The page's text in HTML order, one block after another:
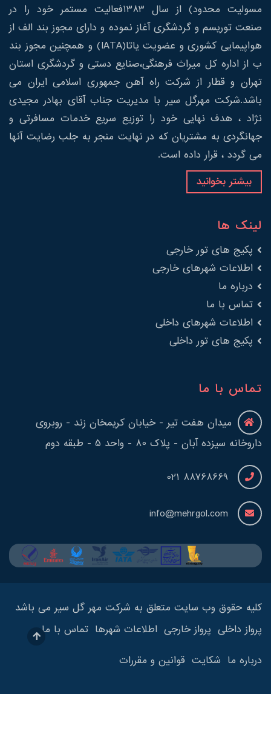
مسولیت محدود) از سال 1383فعالیت مستمر خود را در
صنعت توریسم و گردشگری آغاز نموده و دارای مجوز بند الف از
هواپیمایی کشوری و عضویت یاتا(IATA) و همچنین مجوز بند
ب از اداره کل میراث فرهنگی،صنایع دستی و گردشگری استان
تهران و قطار از شرکت راه آهن جمهوری اسلامی ایران می
باشد.شرکت مهرگل سیر با مدیریت جناب آقای بهادر مجیدی
نژاد ، هدف نهایی خود را توزیع سریع خدمات مسافرتی و
جهانگردی به مشتریان که در نهایت منجر به جلب رضایت آنها
می گردد ، قرار داده است.
بیشتر بخوانید
لینک ها
پکیج های تور خارجی
اطلاعات شهرهای خارجی
درباره ما
تماس با ما
اطلاعات شهرهای داخلی
پکیج های تور داخلی
تماس با ما
میدان هفت تیر - خیابان کریمخان زند - روبروی
داروخانه سیزده آبان - پلاک 80 - واحد 5 - طبقه دوم
88768669 021
info@mehrgol.com
کلیه حقوق وب سایت متعلق به شرکت مهر گل سیر می باشد
پرواز داخلی پرواز خارجی اطلاعات شهرها تماس با ما
درباره ما شکایت قوانین و مقررات